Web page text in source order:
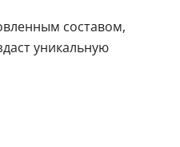
составом,
уникальную